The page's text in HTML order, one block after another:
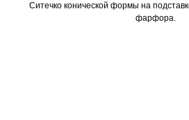
Ситечко конической формы на
фарфора.